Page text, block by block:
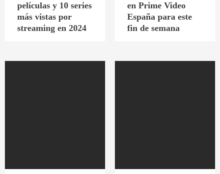
películas y 10 series
más vistas por
streaming en 2024
en Prime Video
España para este
fin de semana